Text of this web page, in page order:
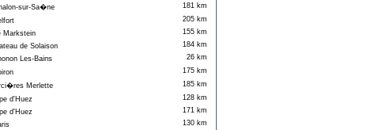
sur-Sa�ne
181 km
205 km
Markstein
155 km
de Solaison
184 km
Les-Bains
26 km
175 km
Merlette
185 km
d'Huez
128 km
d'Huez
171 km
130 km